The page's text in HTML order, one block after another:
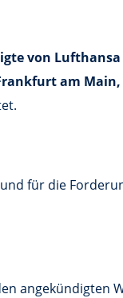
von
am
für die
angekündigten